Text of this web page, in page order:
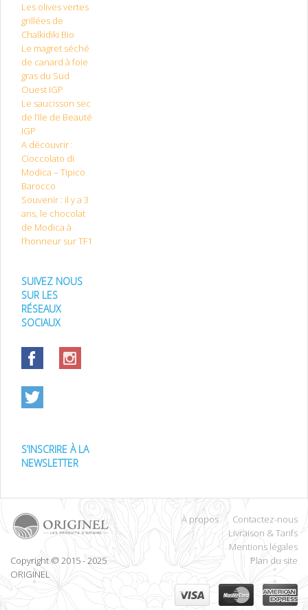
Les olives vertes
grillées de
Chalkidiki Bio
Le magret séché
de canard à foie
gras du Sud
Ouest IGP
Le saucisson sec
de l’Ile de Beauté
IGP
A découvrir :
Cioccolato di
Modica – Tipico
Barocco
Souvenir : il y a 3
ans, le chocolat
de Modica à
l’honneur sur TF1
SUIVEZ NOUS
SUR LES
RÉSEAUX
SOCIAUX
S’INSCRIRE À LA
NEWSLETTER
Copyright © 2015 - 2025
ORIGINEL
À propos
Contactez-nous
Livraison & Tarifs
Mentions légales
Plan du site